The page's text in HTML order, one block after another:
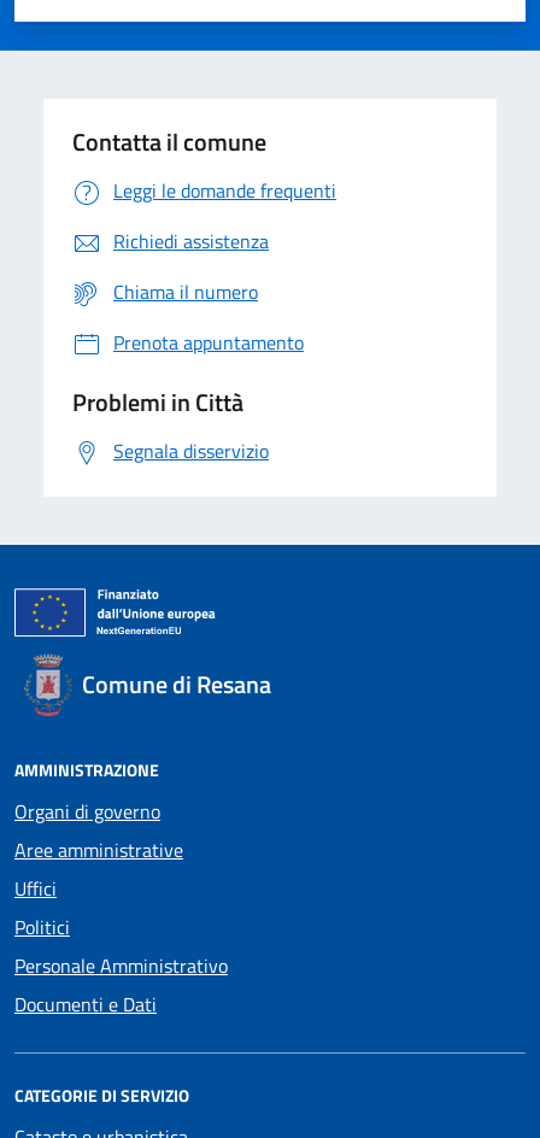
Valuta 5 stelle su 5
Valuta 4 stelle su 5
Valuta 3 stelle su 5
Valuta 2 stelle su 5
Valuta 1 stelle su 5
Contatta il comune
Leggi le domande frequenti
Richiedi assistenza
Chiama il numero
Prenota appuntamento
Problemi in Città
Segnala disservizio
Comune di Resana
AMMINISTRAZIONE
Organi di governo
Aree amministrative
Uffici
Politici
Personale Amministrativo
Documenti e Dati
CATEGORIE DI SERVIZIO